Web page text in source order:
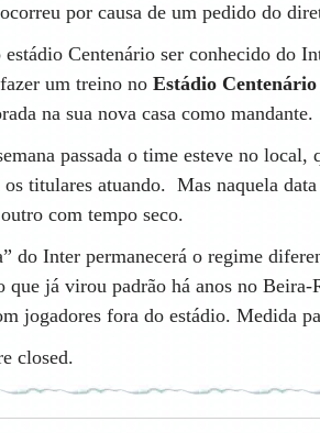
por causa de um pedido do
Centenário ser conhecido do
um treino no Estádio
na sua nova casa como mandante.
passada o time esteve no local,
os titulares atuando. Mas naquela
com tempo seco.
do Inter permanecerá o regime
que já virou padrão há anos no Beira-
jogadores fora do estádio. Medida
closed.